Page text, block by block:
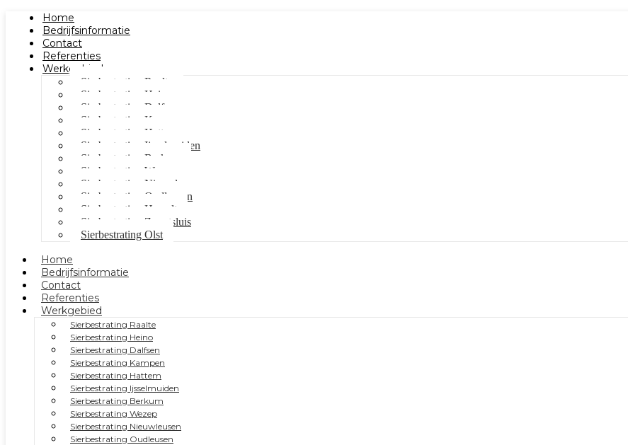
Home
Bedrijfsinformatie
Contact
Referenties
Werkgebied
Sierbestrating Raalte
Sierbestrating Heino
Sierbestrating Dalfsen
Sierbestrating Kampen
Sierbestrating Hattem
Sierbestrating Ijsselmuiden
Sierbestrating Berkum
Sierbestrating Wezep
Sierbestrating Nieuwleusen
Sierbestrating Oudleusen
Sierbestrating Hasselt
Sierbestrating Zwartsluis
Sierbestrating Olst
Home
Bedrijfsinformatie
Contact
Referenties
Werkgebied
Sierbestrating Raalte
Sierbestrating Heino
Sierbestrating Dalfsen
Sierbestrating Kampen
Sierbestrating Hattem
Sierbestrating Ijsselmuiden
Sierbestrating Berkum
Sierbestrating Wezep
Sierbestrating Nieuwleusen
Sierbestrating Oudleusen